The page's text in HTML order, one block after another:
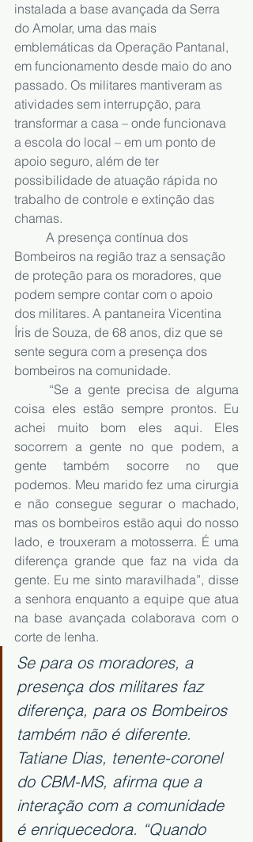
instalada a base avançada da Serra
do Amolar, uma das mais
emblemáticas da Operação Pantanal,
em funcionamento desde maio do ano
passado. Os militares mantiveram as
atividades sem interrupção, para
transformar a casa – onde funcionava
a escola do local – em um ponto de
apoio seguro, além de ter
possibilidade de atuação rápida no
trabalho de controle e extinção das
chamas.
A presença contínua dos
Bombeiros na região traz a sensação
de proteção para os moradores, que
podem sempre contar com o apoio
dos militares. A pantaneira Vicentina
Íris de Souza, de 68 anos, diz que se
sente segura com a presença dos
bombeiros na comunidade.
coisa eles estão sempre prontos. Eu
achei muito bom eles aqui. Eles
socorrem a gente no que podem, a
gente também socorre no que
podemos. Meu marido fez uma cirurgia
e não consegue segurar o machado,
mas os bombeiros estão aqui do nosso
lado, e trouxeram a motosserra. É uma
diferença grande que faz na vida da
gente. Eu me sinto maravilhada”, disse
a senhora enquanto a equipe que atua
na base avançada colaborava com o
corte de lenha.
Se para os moradores, a
presença dos militares faz
diferença, para os Bombeiros
também não é diferente.
Tatiane Dias, tenente-coronel
do CBM-MS, afirma que a
interação com a comunidade
é enriquecedora. “Quando